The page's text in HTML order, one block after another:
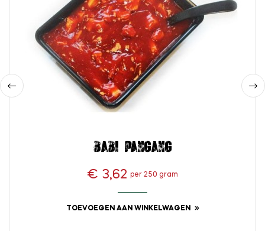
Babi pangang
Prijs
€ 3,62 per 250 gram
TOEVOEGEN AAN WINKELWAGEN